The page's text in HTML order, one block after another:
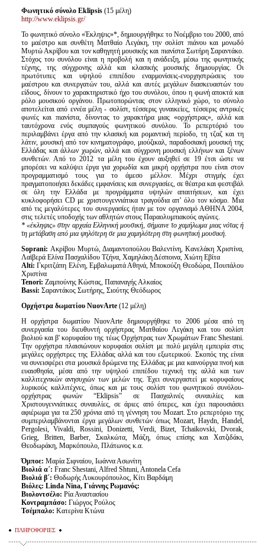
Φωνητικό σύνολο Eklipsis(15 μέλη)
http://www.eklipsis.gr/
Το φωνητικό σύνολο «Έκληψις»*, δημιουργήθηκε το Νοέμβριο του 2000, από
το μαέστρο και συνθέτη Ματθαίο Λεγάκη, την σολίστ πιάνου και μονωδό
Μυρτώ Ακρίβου και τον καθηγητή μουσικής και πιανίστα Σωτήρη Σαραντάκο.
Στόχος του συνόλου είναι η προβολή και η ανάδειξη, μέσω της φωνητικής
τέχνης, της σύγχρονης αλλά και κλασικής μουσικής δημιουργίας. Οι
πρωτότυπες και υψηλού επιπέδου εναρμονίσεις-ενορχηστρώσεις του
μαέστρου και συνεργατών του, αλλά και αυτές μεγάλων διασκευαστών του
είδους, δίνουν το χαρακτηριστικό ήχο του συνόλου, όπου η φωνή αποκτά και
ρόλο μουσικού οργάνου. Πρωτοπορώντας στον ελληνικό χώρο, το σύνολο
αποτελείται από εννέα μέλη - σολίστ, τέσσερις γυναικείες, τέσσερις αντρικές
φωνές και πιανίστα, δίνοντας το χαρακτήρα μιας «ορχήστρας», αλλά και
ταυτόχρονα ενός συμπαγούς φωνητικού συνόλου. Το ρεπερτόριό του
περιλαμβάνει έργα από την κλασική και ρομαντική περίοδο, τη τζαζ και τη
λάτιν, μουσική από τον κινηματογράφο, μιούζικαλ, παραδοσιακή μουσική της
Ελλάδας και άλλων χωρών, αλλά και σύγχρονη μουσική ελλήνων και ξένων
συνθετών. Από το 2012 τα μέλη του έχουν αυξηθεί σε 19 έτσι ώστε να
μπορέσει να καλύψει έργα για χορωδία και μικρή ορχήστρα που είναι στον
προγραμματισμό τους για το άμεσο μέλλον. Μέχρι στιγμής έχει
πραγματοποιήσει δεκάδες εμφανίσεις και συνεργασίες, σε θέατρα και φεστιβάλ
σε όλη την Ελλάδα με προγράμματα υψηλών απαιτήσεων, και έχει
κυκλοφορήσει CD με χριστουγεννιάτικα τραγούδια απ’ όλο τον κόσμο. Μια
από τις μεγαλύτερες του συνεργασίες ήταν με τον οργανισμό ΑΘΗΝΑ 2004,
στις τελετές υποδοχής των αθλητών στους Παραολυμπιακούς αγώνες.
* «έκληψις» στην αρχαία Ελληνική μουσική, σήμαινε το χαμήλωμα μιας νότας ή
τη μετάβαση από μια ψηλότερη σε μια χαμηλότερη στη φωνητική μουσική.
Soprani: Ακρίβου Μυρτώ, Διαμαντοπούλου Βαλεντίνη, Κανελάκη Χριστίνα,
Λαϊβερά Ελίνα Πασχαλίδου Τζήνα, Χαμηλάκη Δέσποινα, Χιώτη Εβίτα
Alti:Γκριτζάπη Ελένη, Εμβαλωματά Αθηνά, Μποκούζη Θεοδώρα, Πουπάλου
Χριστίνα
Tenori: Ζαμπούνης Κώστας, Παπαναγής Αλκαίος
Bassi: Σαραντάκος Σωτήρης, Σιούτης Θεόδωρος
Ορχήστρα δωματίου NuovArte(12 μέλη)
Η ορχήστρα δωματίου NuovArte δημιουργήθηκε το 2006 μέσα από τη
συνεργασία του διευθυντή ορχήστρας Ματθαίου Λεγάκη και του σολίστ
βιολιού και β' κορυφαίου της τέως Ορχήστρας των Χρωμάτων Franc Shestani.
Την ορχήστρα πλαισιώνουν κορυφαίοι σολίστ με πολύ μεγάλη εμπειρία στις
μεγάλες ορχήστρες της Ελλάδας αλλά και του εξωτερικού. Σκοπός της είναι
να συνεισφέρει στα μουσικά δρώμενα της Ελλάδας με μια καινούργια πνοή και
ευαισθησία, μέσα από την υψηλού επιπέδου τεχνική της αλλά και των
καλλιτεχνικών ανησυχιών των μελών της. Έχει συνεργαστεί με κορυφαίους
λυρικούς καλλιτέχνες, όπως και με τους σολίστ του φωνητικού συνόλου-
ορχήστρας φωνών “Eklipsis” σε Πασχαλινές συναυλίες και
Χριστουγεννιάτικες συναυλίες, σε άριες από όπερες, και έχει παρουσιάσει
αφιέρωμα για τα 250 χρόνια από τη γέννηση του Mozart. Στο ρεπερτόριο της
συμπεριλαμβάνονται έργα μεγάλων συνθετών όπως Mozart, Haydn, Handel,
Pergolesi, Vivaldi, Rossini, Donizetti, Verdi, Bizet, Tchaikovski, Dvorak,
Grieg, Britten, Barber, Σκαλκώτα, Μάζη, όπως επίσης και Χατζιδάκι,
Θεοδωράκη, Μαρκόπουλο, Πλάτωνος κ.α.
Όμποε: Μαρία Σιφναίου, Ιωάννα Ασωνίτη
Βιολιά α΄: Franc Shestani, Alfred Shtuni, Antonela Cefa
Βιολιά β΄: Θοδωρής Λυκουρόπουλος, Κίτι Βαρδάμη
Βιόλες: Linda Nina, Γιάννης Ρωμανός:
Βιολοντσέλο: Ρία Αναστασίου
Κοντραμπάσο: Γιώργος Ρούλος
Τσέμπαλο: Κατερίνα Κτώνα
ΠΛΗΡΟΦΟΡΙΕΣ